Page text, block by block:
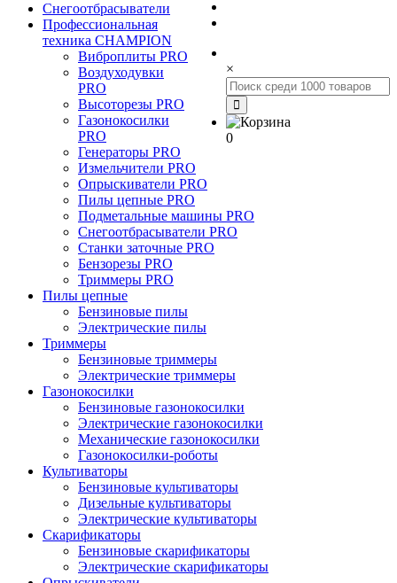
×
0
Снегоотбрасыватели
Профессиональная
техника CHAMPION
Виброплиты PRO
Воздуходувки
PRO
Высоторезы PRO
Газонокосилки
PRO
Генераторы PRO
Измельчители PRO
Опрыскиватели PRO
Пилы цепные PRO
Подметальные машины PRO
Снегоотбрасыватели PRO
Станки заточные PRO
Бензорезы PRO
Триммеры PRO
Пилы цепные
Бензиновые пилы
Электрические пилы
Триммеры
Бензиновые триммеры
Электрические триммеры
Газонокосилки
Бензиновые газонокосилки
Электрические газонокосилки
Механические газонокосилки
Газонокосилки-роботы
Культиваторы
Бензиновые культиваторы
Дизельные культиваторы
Электрические культиваторы
Скарификаторы
Бензиновые скарификаторы
Электрические скарификаторы